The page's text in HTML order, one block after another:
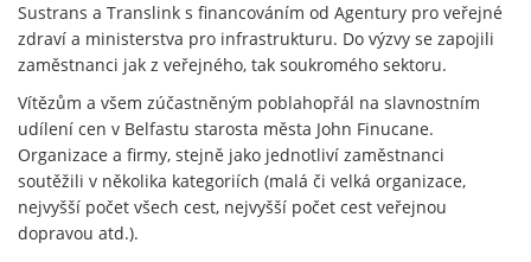
Sustrans a Translink s financováním od Agentury pro veřejné
zdraví a ministerstva pro infrastrukturu. Do výzvy se zapojili
zaměstnanci jak z veřejného, tak soukromého sektoru.
Vítězům a všem zúčastněným poblahopřál na slavnostním
udílení cen v Belfastu starosta města John Finucane.
Organizace a firmy, stejně jako jednotliví zaměstnanci
soutěžili v několika kategoriích (malá či velká organizace,
nejvyšší počet všech cest, nejvyšší počet cest veřejnou
dopravou atd.).